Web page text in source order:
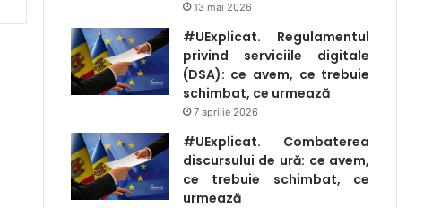
13 mai 2026
#UExplicat. Regulamentul
privind serviciile digitale
(DSA): ce avem, ce trebuie
schimbat, ce urmează
7 aprilie 2026
#UExplicat. Combaterea
discursului de ură: ce avem,
ce trebuie schimbat, ce
urmează